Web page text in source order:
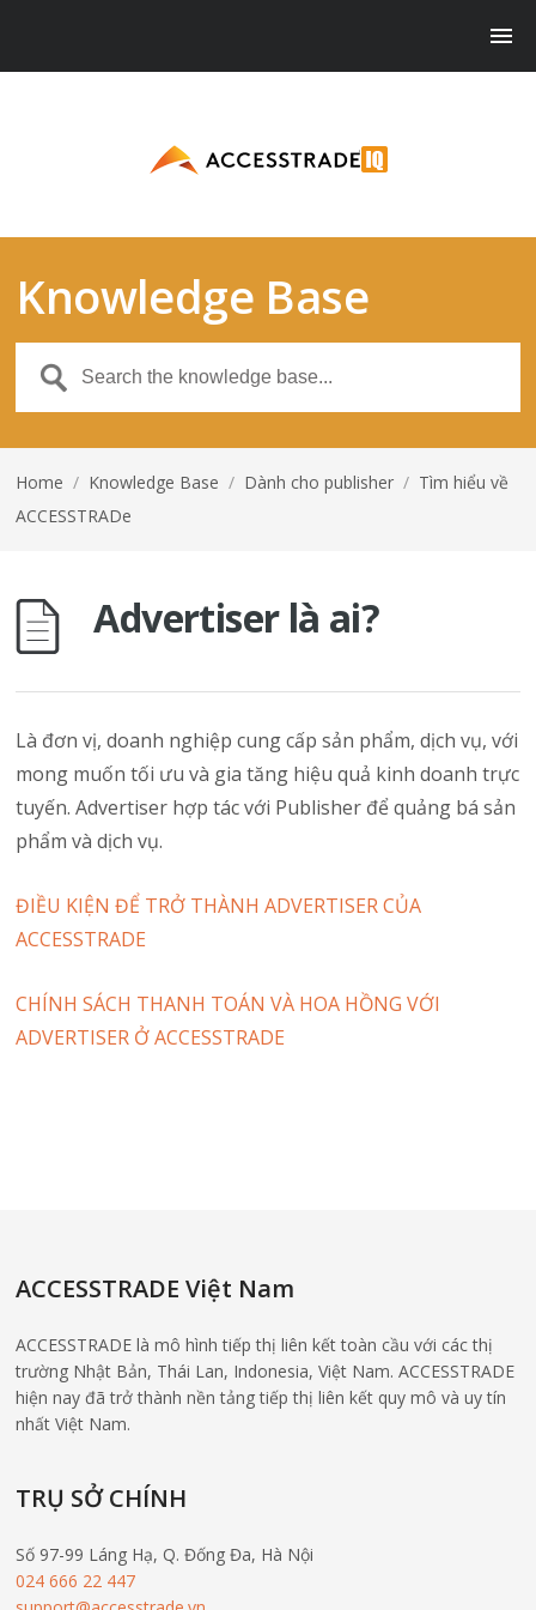
Knowledge Base
Home / Knowledge Base / Dành cho publisher / Tìm hiểu về
ACCESSTRADe
Advertiser là ai?
Là đơn vị, doanh nghiệp cung cấp sản phẩm, dịch vụ, với
mong muốn tối ưu và gia tăng hiệu quả kinh doanh trực
tuyến. Advertiser hợp tác với Publisher để quảng bá sản
phẩm và dịch vụ.
ĐIỀU KIỆN ĐỂ TRỞ THÀNH ADVERTISER CỦA
ACCESSTRADE
CHÍNH SÁCH THANH TOÁN VÀ HOA HỒNG VỚI
ADVERTISER Ở ACCESSTRADE
ACCESSTRADE Việt Nam
ACCESSTRADE là mô hình tiếp thị liên kết toàn cầu với các thị
trường Nhật Bản, Thái Lan, Indonesia, Việt Nam. ACCESSTRADE
hiện nay đã trở thành nền tảng tiếp thị liên kết quy mô và uy tín
nhất Việt Nam.
TRỤ SỞ CHÍNH
Số 97-99 Láng Hạ, Q. Đống Đa, Hà Nội
024 666 22 447